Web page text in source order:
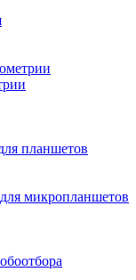
планшетов
микропланшетов